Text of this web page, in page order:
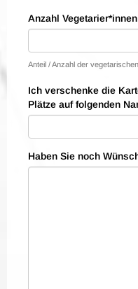
Anzahl
Anteil / Anzahl der
Ich verschenke die
Plätze auf folgenden
Haben Sie noch